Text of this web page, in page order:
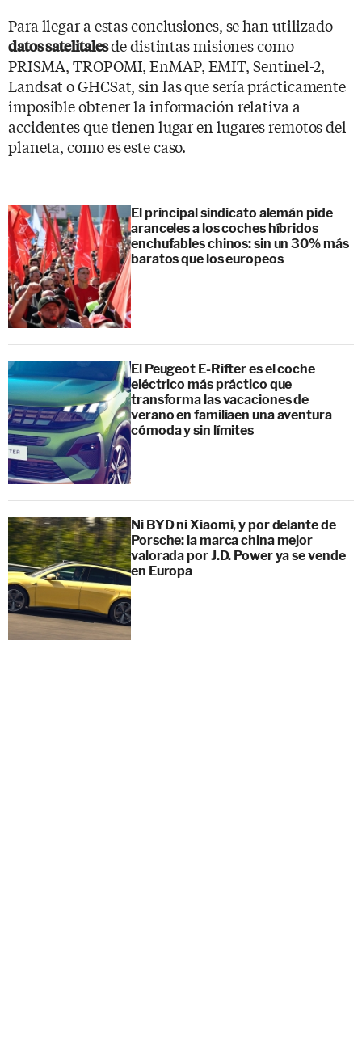
Para llegar a estas conclusiones, se han utilizado
datos satelitalesde distintas misiones como
PRISMA, TROPOMI, EnMAP, EMIT, Sentinel-2,
Landsat o GHCSat, sin las que sería prácticamente
imposible obtener la información relativa a
accidentes que tienen lugar en lugares remotos del
planeta, como es este caso.
El principal sindicato alemán pide
aranceles a los coches híbridos
enchufables chinos: sin un 30% más
baratos que los europeos
El Peugeot E-Rifter es el coche
eléctrico más práctico que
transforma las vacaciones de
verano en familiaen una aventura
cómoda y sin límites
Ni BYD ni Xiaomi, y por delante de
Porsche: la marca china mejor
valorada por J.D. Power ya se vende
en Europa